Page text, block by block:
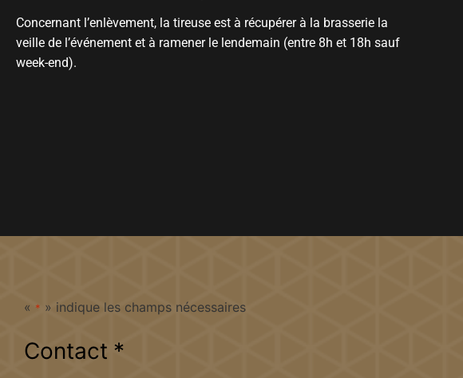
Concernant l’enlèvement, la tireuse est à récupérer à la brasserie la
veille de l’événement et à ramener le lendemain (entre 8h et 18h sauf
week-end).
« * » indique les champs nécessaires
Contact *